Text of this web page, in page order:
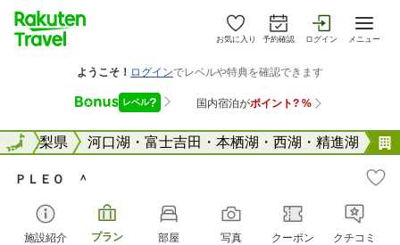
お気に入り 予約確認 ログイン メニュー
全国 山梨県 河口湖・富士吉田・本栖湖・西湖・精進湖
全国
ＰＬＥＯ ＾
施設紹介 プラン 部屋 写真 クーポン クチコミ